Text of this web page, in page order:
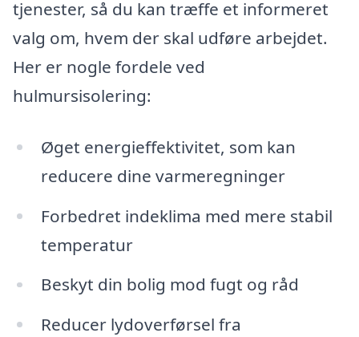
tjenester, så du kan træffe et informeret
valg om, hvem der skal udføre arbejdet.
Her er nogle fordele ved
hulmursisolering:
Øget energieffektivitet, som kan
reducere dine varmeregninger
Forbedret indeklima med mere stabil
temperatur
Beskyt din bolig mod fugt og råd
Reducer lydoverførsel fra